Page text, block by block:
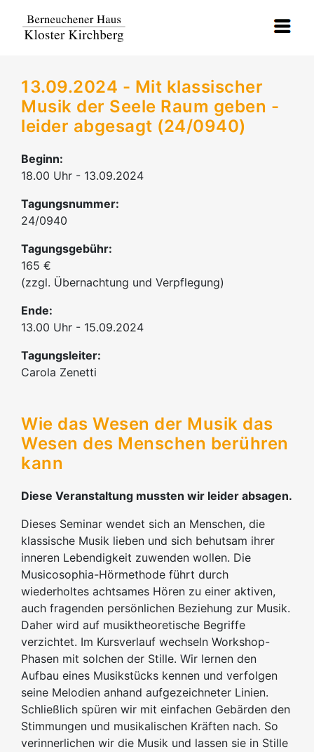
13.09.2024 - Mit klassischer
Musik der Seele Raum geben -
leider abgesagt (24/0940)
Beginn:
18.00 Uhr - 13.09.2024
Tagungsnummer:
24/0940
Tagungsgebühr:
165 €
(zzgl. Übernachtung und Verpflegung)
Ende:
13.00 Uhr - 15.09.2024
Tagungsleiter:
Carola Zenetti
Wie das Wesen der Musik das
Wesen des Menschen berühren
kann
Diese Veranstaltung mussten wir leider absagen.
Dieses Seminar wendet sich an Menschen, die
klassische Musik lieben und sich behutsam ihrer
inneren Lebendigkeit zuwenden wollen. Die
Musicosophia-Hörmethode führt durch
wiederholtes achtsames Hören zu einer aktiven,
auch fragenden persönlichen Beziehung zur Musik.
Daher wird auf musiktheoretische Begriffe
verzichtet. Im Kursverlauf wechseln Workshop-
Phasen mit solchen der Stille. Wir lernen den
Aufbau eines Musikstücks kennen und verfolgen
seine Melodien anhand aufgezeichneter Linien.
Schließlich spüren wir mit einfachen Gebärden den
Stimmungen und musikalischen Kräften nach. So
verinnerlichen wir die Musik und lassen sie in Stille